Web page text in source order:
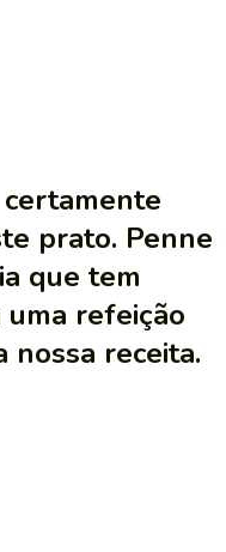
prato. Penne
que tem
refeição
nossa receita.